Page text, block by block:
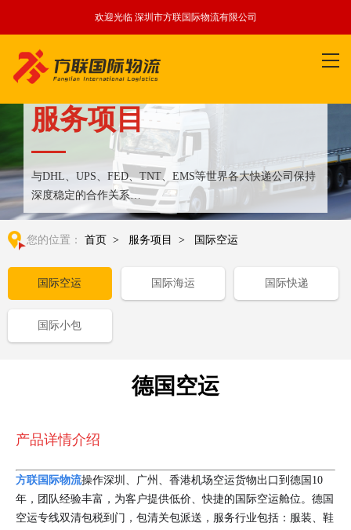
欢迎光临 深圳市方联国际物流有限公司
服务项目
与DHL、UPS、FED、TNT、EMS等世界各大快递公司保持
深度稳定的合作关系
整合全球优质物流运输资源,满足国内外客户更多个性化需求
您的位置： 首页 > 服务项目 > 国际空运
国际空运 国际海运 国际快递
国际小包
德国空运
产品详情介绍
方联国际物流操作深圳、广州、香港机场空运货物出口到德国10
年，团队经验丰富，为客户提供低价、快捷的国际空运舱位。德国
空运专线双清包税到门，包清关包派送，服务行业包括：服装、鞋